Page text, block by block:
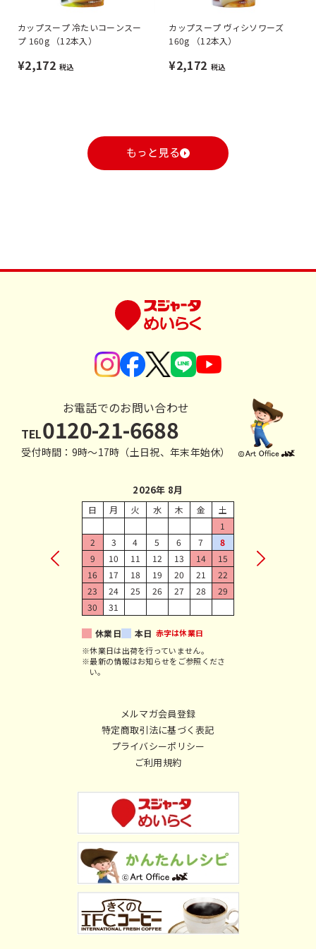
カップスープ 冷たいコーンスー
プ 160g （12本入）
¥2,172 税込
カップスープ ヴィシソワーズ
160g （12本入）
¥2,172 税込
もっと見る
お電話でのお問い合わせ
TEL0120-21-6688
受付時間：9時〜17時（土日祝、年末年始休）
メルマガ会員登録
特定商取引法に基づく表記
プライバシーポリシー
ご利用規約
2026年 8月
日 月 火 水 木 金
土
1
2
3 4 5 6 7
8
9
10 11 12 13 14
15
16
17 18 19 20 21
22
23
24 25 26 27 28
29
30
31
休業日 本日 赤字は休業日
※休業日は出荷を行っていません。
※最新の情報はお知らせをご参照くださ
い。